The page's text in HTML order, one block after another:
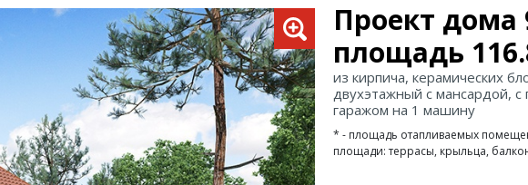
Проект дома
площадь
из кирпича, керамических
двухэтажный с мансардой,
гаражом на 1 машину
* - площадь отапливаемых
площади: террасы, крыльца,